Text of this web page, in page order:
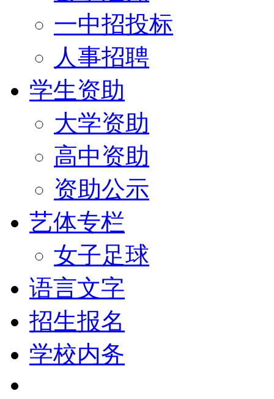
一中招投标
人事招聘
学生资助
大学资助
高中资助
资助公示
艺体专栏
女子足球
语言文字
招生报名
学校内务